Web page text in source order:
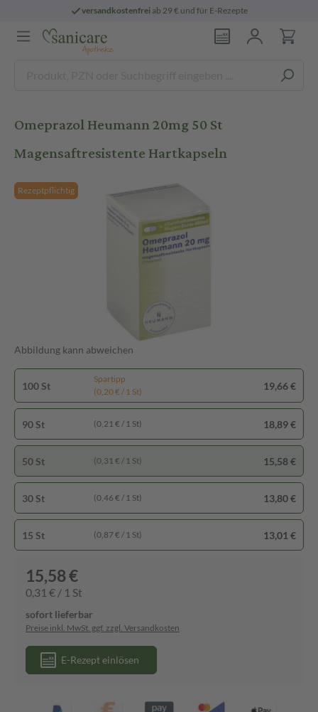
versandkostenfreiab 29 € und für E-Rezepte
Omeprazol Heumann 20mg 50 St
Magensaftresistente Hartkapseln
Rezeptpflichtig
Abbildung kann abweichen
100 St
Spartipp
(0,20 € / 1 St)
19,66 €
90 St (0,21 € / 1 St) 18,89 €
50 St (0,31 € / 1 St) 15,58 €
30 St (0,46 € / 1 St) 13,80 €
15 St (0,87 € / 1 St) 13,01 €
15,58 €
0,31 € / 1 St
sofort lieferbar
Preise inkl. MwSt. ggf. zzgl. Versandkosten
E-Rezept einlösen